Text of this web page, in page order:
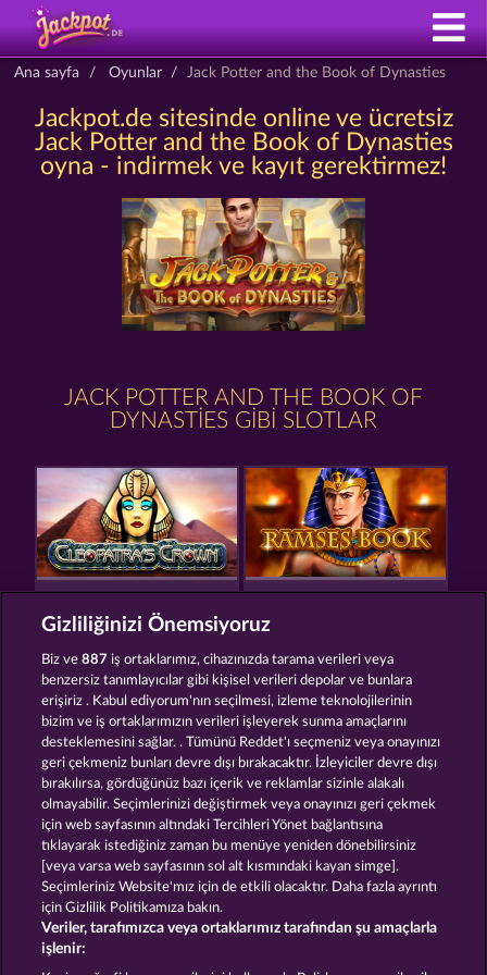
Ana sayfa Oyunlar Jack Potter and the Book of Dynasties
Jackpot.de sitesinde online ve ücretsiz
Jack Potter and the Book of Dynasties
oyna - indirmek ve kayıt gerektirmez!
JACK POTTER AND THE BOOK OF
DYNASTIES GIBI SLOTLAR
CLEOPATRA'S CROWN RAMSES BOOK
LUCKY PHARAOH WILD
Hüküm ve Koşullar Gizlilik Beyanı
Şirket SSS Sözlük Ortaklık programı
Facebook
Gizliliğinizi Önemsiyoruz
Biz ve887 iş ortaklarımız, cihazınızda tarama verileri veya
benzersiz tanımlayıcılar gibi kişisel verileri depolar ve bunlara
erişiriz . Kabul ediyorum'nın seçilmesi, izleme teknolojilerinin
bizim ve iş ortaklarımızın verileri işleyerek sunma amaçlarını
desteklemesini sağlar. . Tümünü Reddet'ı seçmeniz veya onayınızı
geri çekmeniz bunları devre dışı bırakacaktır. İzleyiciler devre dışı
bırakılırsa, gördüğünüz bazı içerik ve reklamlar sizinle alakalı
olmayabilir. Seçimlerinizi değiştirmek veya onayınızı geri çekmek
için web sayfasının altındaki Tercihleri Yönet bağlantısına
tıklayarak istediğiniz zaman bu menüye yeniden dönebilirsiniz
[veya varsa web sayfasının sol alt kısmındaki kayan simge].
Seçimleriniz Website'mız için de etkili olacaktır. Daha fazla ayrıntı
için Gizlilik Politikamıza bakın.
Veriler, tarafımızca veya ortaklarımız tarafından şu amaçlarla
işlenir: